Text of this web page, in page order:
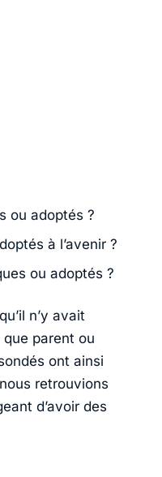
ou adoptés ?
à l’avenir ?
ou adoptés ?
n’y avait
parent ou
ont ainsi
retrouvions
d’avoir des